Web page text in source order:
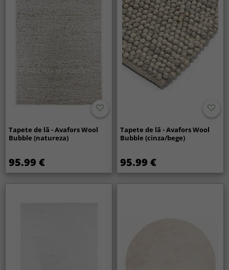
Tapete de lã - Avafors Wool
Bubble (natureza)
95.99 €
Tapete de lã - Avafors Wool
Bubble (cinza/bege)
95.99 €